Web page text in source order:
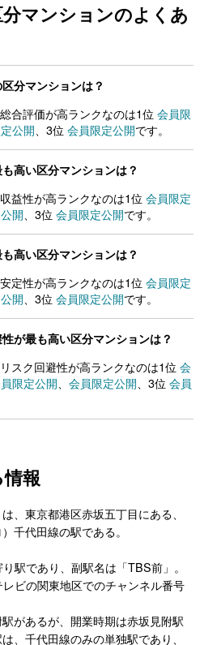
マンションのよくあ
分マンションは？
合評価が高ランクなのは1位会員限
公開 、3位会員限定公開です。
高い区分マンションは？
益性が高ランクなのは1位会員限定
開 、3位会員限定公開です。
高い区分マンションは？
定性が高ランクなのは1位会員限定
開 、3位会員限定公開です。
が最も高い区分マンションは？
スク回避性が高ランクなのは1位会
限定公開 、会員限定公開 、3位会員
報
、東京都港区赤坂五丁目にある、
千代田線の駅である。
駅であり、副駅名は「TBS前」。
ビの関東地区でのチャンネル番号
があるが、開業時期は赤坂見附駅
、千代田線のみの単独駅であり、